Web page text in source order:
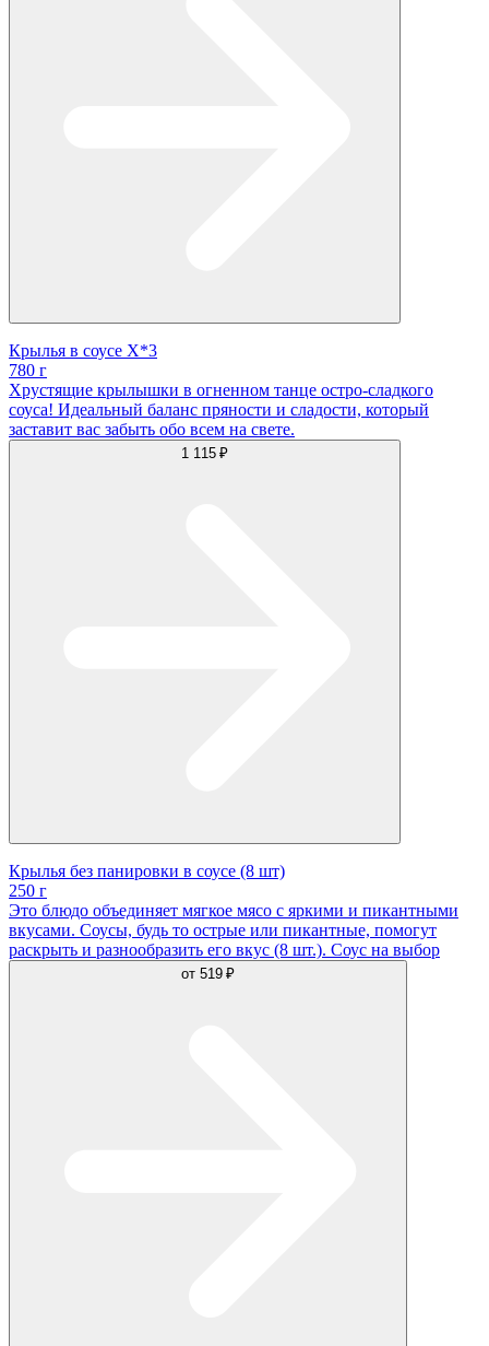
Крылья в соусе X*3
780 г
Хрустящие крылышки в огненном танце остро-сладкого
соуса! Идеальный баланс пряности и сладости, который
заставит вас забыть обо всем на свете.
1 115 ₽
Крылья без панировки в соусе (8 шт)
250 г
Это блюдо объединяет мягкое мясо с яркими и пикантными
вкусами. Соусы, будь то острые или пикантные, помогут
раскрыть и разнообразить его вкус (8 шт.). Соус на выбор
от 519 ₽